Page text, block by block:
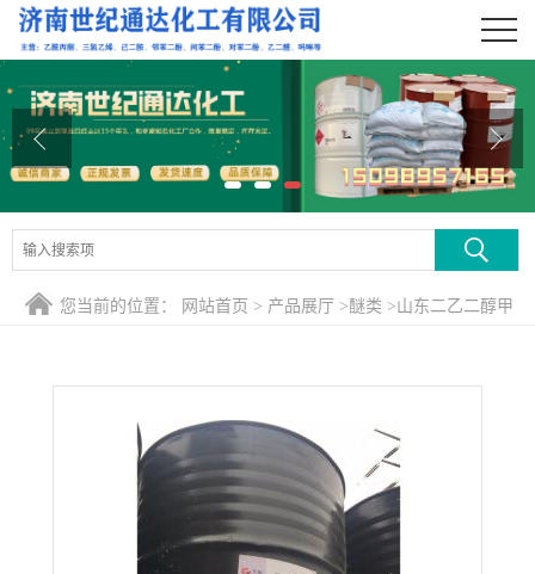
公司首页
公司介绍
产品展厅
证书荣誉
您当前的位置： 网站首页 > 产品展厅 >醚类 >山东二乙二醇甲